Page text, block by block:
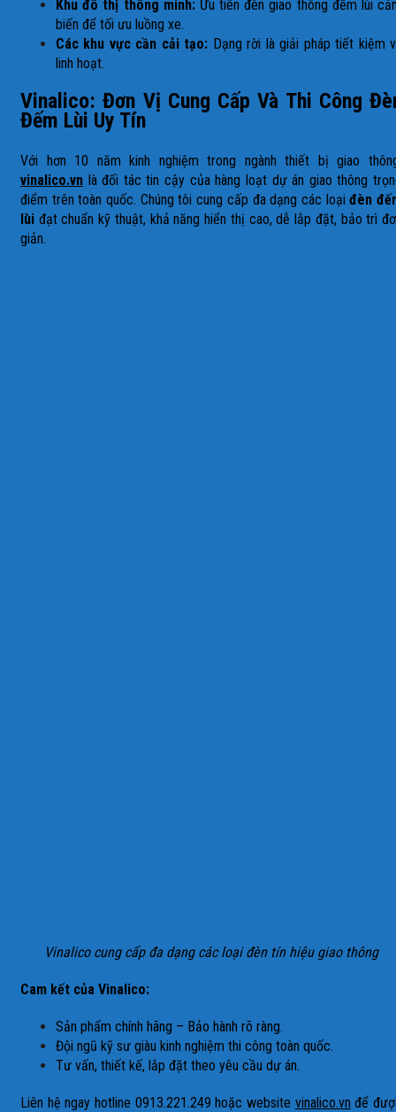
Khu đô thị thông minh:Ưu tiên đèn giao thông đếm lùi
biến để tối ưu luồng xe.
Các khu vực cần cải tạo: Dạng rời là giải pháp tiết kiệm
linh hoạt.
Vinalico: Đơn Vị Cung Cấp Và Thi Công
Đếm Lùi Uy Tín
Với hơn 10 năm kinh nghiệm trong ngành thiết bị giao
vinalico.vn là đối tác tin cậy của hàng loạt dự án giao thông
điểm trên toàn quốc. Chúng tôi cung cấp đa dạng các loạiđèn
lùi đạt chuẩn kỹ thuật, khả năng hiển thị cao, dễ lắp đặt, bảo trì
giản.
Vinalico cung cấp đa dạng các loại đèn tín hiệu giao thông
Cam kết của Vinalico:
Sản phẩm chính hãng – Bảo hành rõ ràng.
Đội ngũ kỹ sư giàu kinh nghiệm thi công toàn quốc.
Tư vấn, thiết kế, lắp đặt theo yêu cầu dự án.
Liên hệ ngay hotline 0913.221.249 hoặc website vinalico.vn để